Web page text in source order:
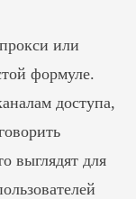
или
формуле.
доступа,
выглядят для